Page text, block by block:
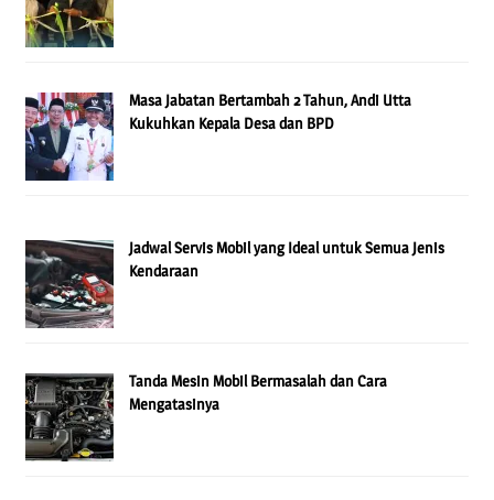
Masa Jabatan Bertambah 2 Tahun, Andi Utta
Kukuhkan Kepala Desa dan BPD
Jadwal Servis Mobil yang Ideal untuk Semua Jenis
Kendaraan
Tanda Mesin Mobil Bermasalah dan Cara
Mengatasinya